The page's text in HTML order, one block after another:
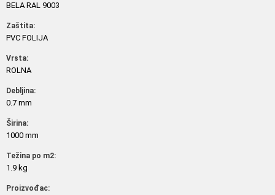
BELA RAL 9003
Zaštita:
PVC FOLIJA
Vrsta:
ROLNA
Debljina:
0.7 mm
Širina:
1000 mm
Težina po m2:
1.9 kg
Proizvođac: